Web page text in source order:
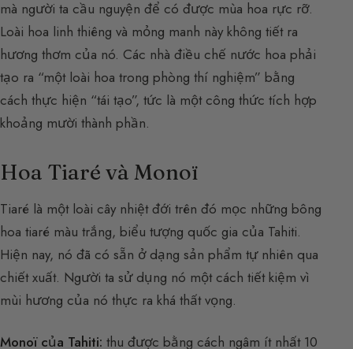
mà người ta cầu nguyện để có được mùa hoa rực rỡ.
Loài hoa linh thiêng và mỏng manh này không tiết ra
hương thơm của nó. Các nhà điều chế nước hoa phải
tạo ra “một loài hoa trong phòng thí nghiệm” bằng
cách thực hiện “tái tạo”, tức là một công thức tích hợp
khoảng mười thành phần.
Hoa Tiaré và Monoï
Tiaré là một loài cây nhiệt đới trên đó mọc những bông
hoa tiaré màu trắng, biểu tượng quốc gia của Tahiti.
Hiện nay, nó đã có sẵn ở dạng sản phẩm tự nhiên qua
chiết xuất. Người ta sử dụng nó một cách tiết kiệm vì
mùi hương của nó thực ra khá thất vọng.
Monoï của Tahiti: thu được bằng cách ngâm ít nhất 10